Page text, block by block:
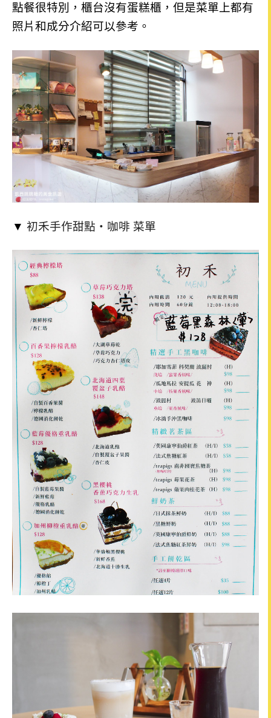
點餐很特別，櫃台沒有蛋糕櫃，但是菜單上都有
照片和成分介紹可以參考。
▼ 初禾手作甜點‧咖啡 菜單